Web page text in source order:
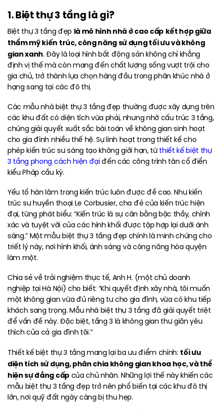
1. Biệt thự 3 tầng là gì?
Biệt thự 3 tầng đẹp là mô hình nhà ở cao cấp kết hợp giữa
thẩm mỹ kiến trúc, công năng sử dụng tối ưu và không
gian xanh. Đây là loại hình bất động sản không chỉ khẳng
định vị thế mà còn mang đến chất lượng sống vượt trội cho
gia chủ, trở thành lựa chọn hàng đầu trong phân khúc nhà ở
hạng sang tại các đô thị.
Các mẫu nhà biệt thự 3 tầng đẹp thường được xây dựng trên
các khu đất có diện tích vừa phải, nhưng nhờ cấu trúc 3 tầng,
chúng giải quyết xuất sắc bài toán về không gian sinh hoạt
cho gia đình nhiều thế hệ. Sự linh hoạt trong thiết kế cho
phép kiến trúc sư sáng tạo không giới hạn, từthiết kế biệt thự
3 tầng phong cách hiện đạiđến các công trình tân cổ điển
kiểu Pháp cầu kỳ.
Yếu tố hàn lâm trong kiến trúc luôn được đề cao. Như kiến
trúc sư huyền thoại Le Corbusier, cha đẻ của kiến trúc hiện
đại, từng phát biểu: “Kiến trúc là sự cân bằng bậc thầy, chính
xác và tuyệt vời của các hình khối được tập hợp lại dưới ánh
sáng.” Một mẫu biệt thự 3 tầng đẹp chính là minh chứng cho
triết lý này, nơi hình khối, ánh sáng và công năng hòa quyện
làm một.
Chia sẻ về trải nghiệm thực tế, Anh H. (một chủ doanh
nghiệp tại Hà Nội) cho biết: “Khi quyết định xây nhà, tôi muốn
một không gian vừa đủ riêng tư cho gia đình, vừa có khu tiếp
khách sang trọng. Mẫu nhà biệt thự 3 tầng đã giải quyết triệt
để vấn đề này. Đặc biệt, tầng 3 là không gian thư giãn yêu
thích của cả gia đình tôi.”
Thiết kế biệt thự 3 tầng mang lại ba ưu điểm chính: tối ưu
diện tích sử dụng, phân chia không gian khoa học, và thể
hiện sự đẳng cấpcủa chủ nhân. Những lợi thế này khiến các
mẫu biệt thự 3 tầng đẹp trở nên phổ biến tại các khu đô thị
lớn, nơi quỹ đất ngày càng bị thu hẹp.